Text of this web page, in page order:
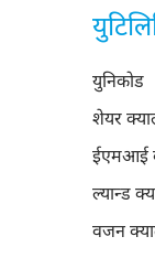
युनिकोड
शेयर
ईएमआई
ल्यान्ड
वजन